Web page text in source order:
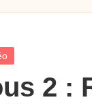
2 :